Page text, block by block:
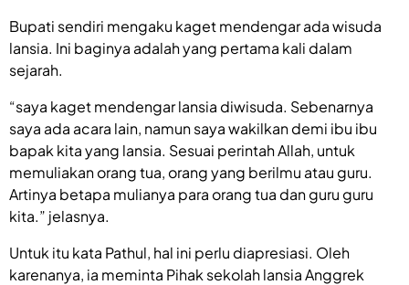
Bupati sendiri mengaku kaget mendengar ada wisuda
lansia. Ini baginya adalah yang pertama kali dalam
sejarah.
“saya kaget mendengar lansia diwisuda. Sebenarnya
saya ada acara lain, namun saya wakilkan demi ibu ibu
bapak kita yang lansia. Sesuai perintah Allah, untuk
memuliakan orang tua, orang yang berilmu atau guru.
Artinya betapa mulianya para orang tua dan guru guru
kita.” jelasnya.
Untuk itu kata Pathul, hal ini perlu diapresiasi. Oleh
karenanya, ia meminta Pihak sekolah lansia Anggrek